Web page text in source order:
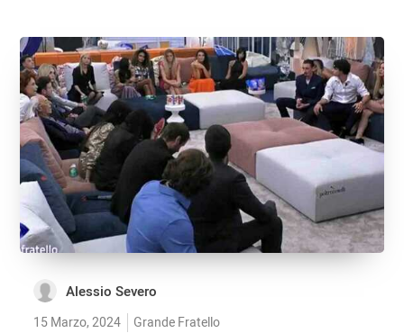
Alessio Severo
15 Marzo, 2024 Grande Fratello